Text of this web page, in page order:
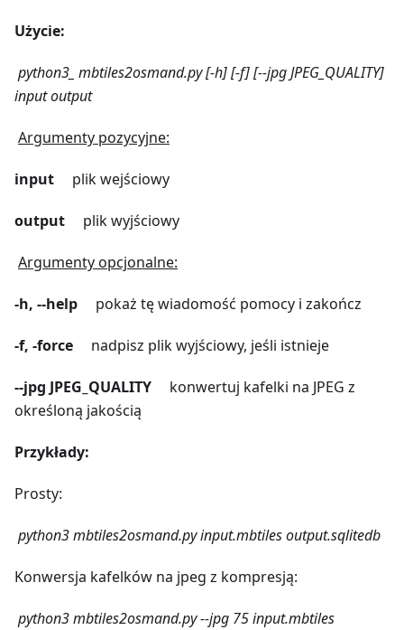
Użycie:
python3_ mbtiles2osmand.py [-h] [-f] [--jpg JPEG_QUALITY]
input output
Argumenty pozycyjne:
input plik wejściowy
output plik wyjściowy
Argumenty opcjonalne:
-h, --help pokaż tę wiadomość pomocy i zakończ
-f, -force nadpisz plik wyjściowy, jeśli istnieje
--jpg JPEG_QUALITY konwertuj kafelki na JPEG z
określoną jakością
Przykłady:
Prosty:
python3 mbtiles2osmand.pyinput.mbtiles output.sqlitedb
Konwersja kafelków na jpeg z kompresją:
python3 mbtiles2osmand.py--jpg 75 input.mbtiles